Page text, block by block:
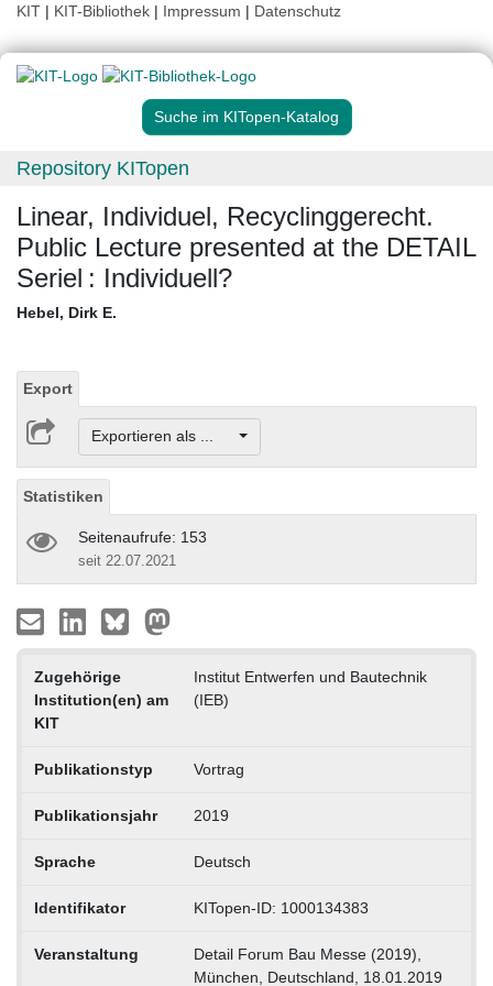
KIT | KIT-Bibliothek | Impressum | Datenschutz
Suche im KITopen-Katalog
Repository KITopen
Linear, Individuel, Recyclinggerecht.
Public Lecture presented at the DETAIL
Seriel : Individuell?
Hebel, Dirk E.
Export
Exportieren als ...
Statistiken
Seitenaufrufe: 153
seit 22.07.2021
Zugehörige
Institution(en) am
KIT
Institut Entwerfen und Bautechnik
(IEB)
Publikationstyp Vortrag
Publikationsjahr 2019
Sprache Deutsch
Identifikator KITopen-ID: 1000134383
Veranstaltung
Detail Forum Bau Messe (2019),
München, Deutschland, 18.01.2019